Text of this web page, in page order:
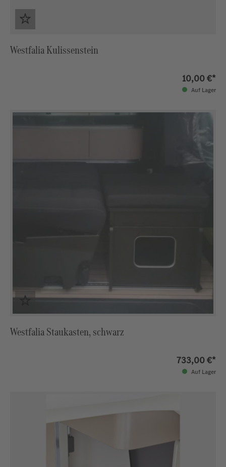
Westfalia Kulissenstein
10,00 €*
Auf Lager
Westfalia Staukasten, schwarz
733,00 €*
Auf Lager